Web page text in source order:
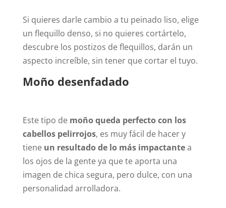
Si quieres darle cambio a tu peinado liso, elige
un flequillo denso, si no quieres cortártelo,
descubre los postizos de flequillos, darán un
aspecto increíble, sin tener que cortar el tuyo.
Moño desenfadado
Este tipo de moño queda perfecto con los
cabellos pelirrojos, es muy fácil de hacer y
tiene un resultado de lo más impactantea
los ojos de la gente ya que te aporta una
imagen de chica segura, pero dulce, con una
personalidad arrolladora.